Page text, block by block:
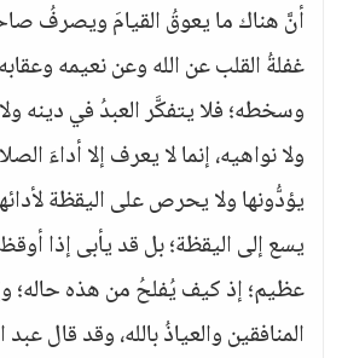
أنَّ هناك ما يعوقُ القيامَ ويصرفُ
غفلةُ القلب عن الله وعن نعيمه
وسخطه؛ فلا يتفكَّر العبدُ في دينه
ولا نواهيه، إنما لا يعرف إلا أداءَ
يؤدُّونها ولا يحرص على اليقظة
يسع إلى اليقظة؛ بل قد يأبى إذا
عظيم؛ إذ كيف يُفلحُ من هذه حاله؛
المنافقين والعياذُ بالله، وقد قال